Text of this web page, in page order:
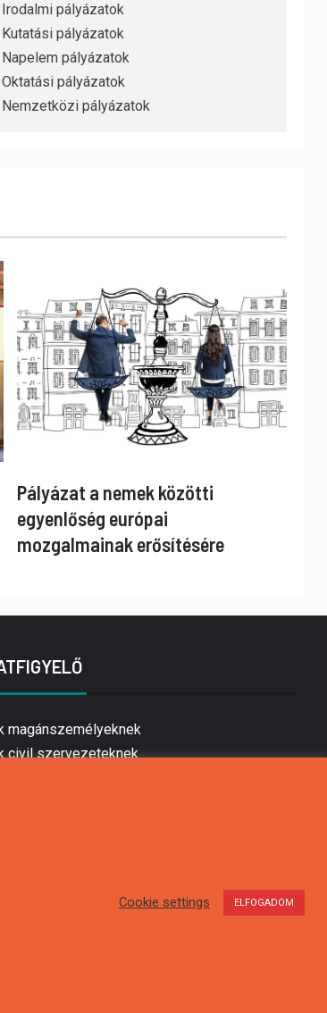
Irodalmi pályázatok
Kutatási pályázatok
Napelem pályázatok
Oktatási pályázatok
Nemzetközi pályázatok
Pályázat a nemek közötti
egyenlőség európai
mozgalmainak erősítésére
magánszemélyeknek
civil szervezeteknek
Cookie settings ELFOGADOM